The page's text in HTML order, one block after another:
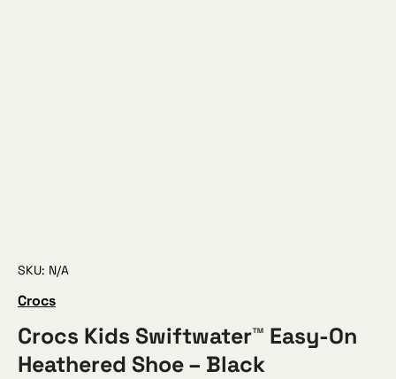
SKU: N/A
Crocs
Crocs Kids Swiftwater™ Easy-On
Heathered Shoe – Black